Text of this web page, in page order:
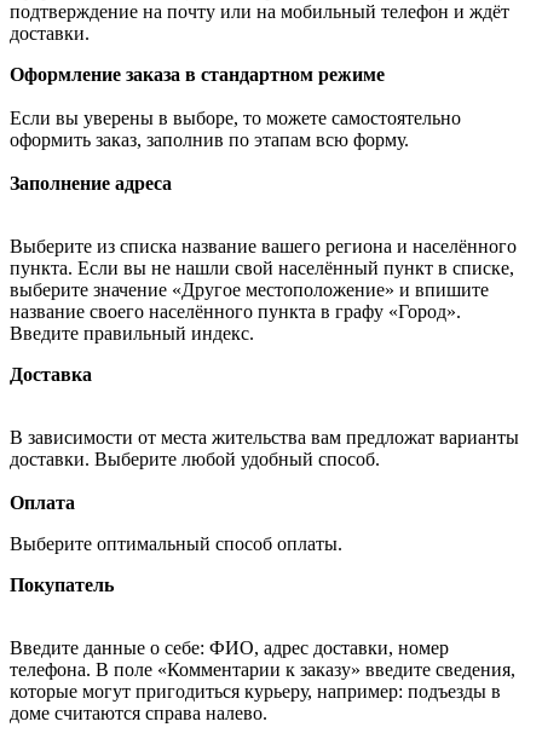
подтверждение на почту или на мобильный телефон и ждёт
доставки.
Оформление заказа в стандартном режиме
Если вы уверены в выборе, то можете самостоятельно
оформить заказ, заполнив по этапам всю форму.
Заполнение адреса
Выберите из списка название вашего региона и населённого
пункта. Если вы не нашли свой населённый пункт в списке,
выберите значение «Другое местоположение» и впишите
название своего населённого пункта в графу «Город».
Введите правильный индекс.
Доставка
В зависимости от места жительства вам предложат варианты
доставки. Выберите любой удобный способ.
Оплата
Выберите оптимальный способ оплаты.
Покупатель
Введите данные о себе: ФИО, адрес доставки, номер
телефона. В поле «Комментарии к заказу» введите сведения,
которые могут пригодиться курьеру, например: подъезды в
доме считаются справа налево.